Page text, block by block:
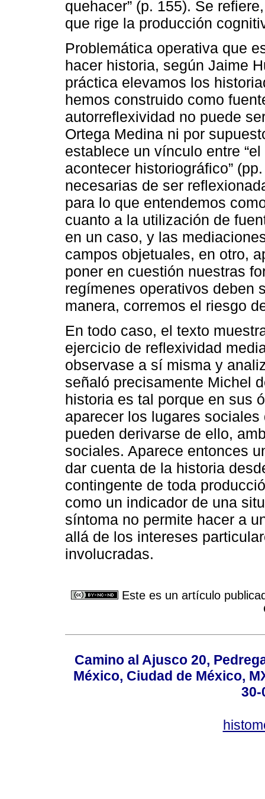
quehacer” (p. 155). Se
que rige la producción
Problemática operativa que
hacer historia, según Jaime
práctica elevamos los
hemos construido como
autorreflexividad no puede
Ortega Medina ni por
establece un vínculo entre
acontecer historiográfico”
necesarias de ser
para lo que entendemos
cuanto a la utilización de
en un caso, y las
campos objetuales, en otro,
poner en cuestión nuestras
regímenes operativos deben
manera, corremos el riesgo
En todo caso, el texto
ejercicio de reflexividad
observase a sí misma y
señaló precisamente Michel
historia es tal porque en sus
aparecer los lugares
pueden derivarse de ello,
sociales. Aparece entonces
dar cuenta de la historia
contingente de toda
como un indicador de una
síntoma no permite hacer a
allá de los intereses
involucradas.
Este es un artículo
Camino al Ajusco 20,
México, Ciudad de México,
30-